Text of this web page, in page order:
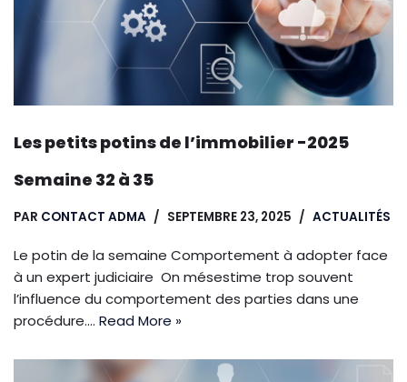
Les petits potins de l’immobilier -2025
Semaine 32 à 35
PAR CONTACT ADMA SEPTEMBRE 23, 2025 ACTUALITÉS
Le potin de la semaine Comportement à adopter face
à un expert judiciaire On mésestime trop souvent
l’influence du comportement des parties dans une
procédure.… Read More »